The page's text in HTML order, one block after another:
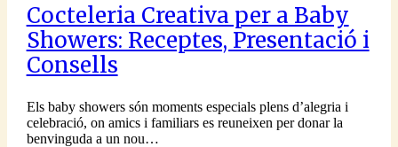
Cocteleria Creativa per a Baby
Showers: Receptes, Presentació i
Consells
Els baby showers són moments especials plens d’alegria i
celebració, on amics i familiars es reuneixen per donar la
benvinguda a un nou…